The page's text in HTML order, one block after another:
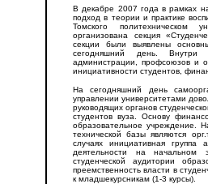
В декабре 2007 года в рамках
подход в теории и практике
Томского
организована секция
секции были выявлены
сегодняшний день. Внутри
администрации, профсоюзов и
инициативности студентов,
На сегодняшний день
управлении университетами
руководящих органов
студентов вуза. Основу
образовательное учреждение.
технической базы являются
случаях инициативная группа
деятельности на
студенческой аудитории
преемственность власти в
к младшекурсникам (1-3 курсы).